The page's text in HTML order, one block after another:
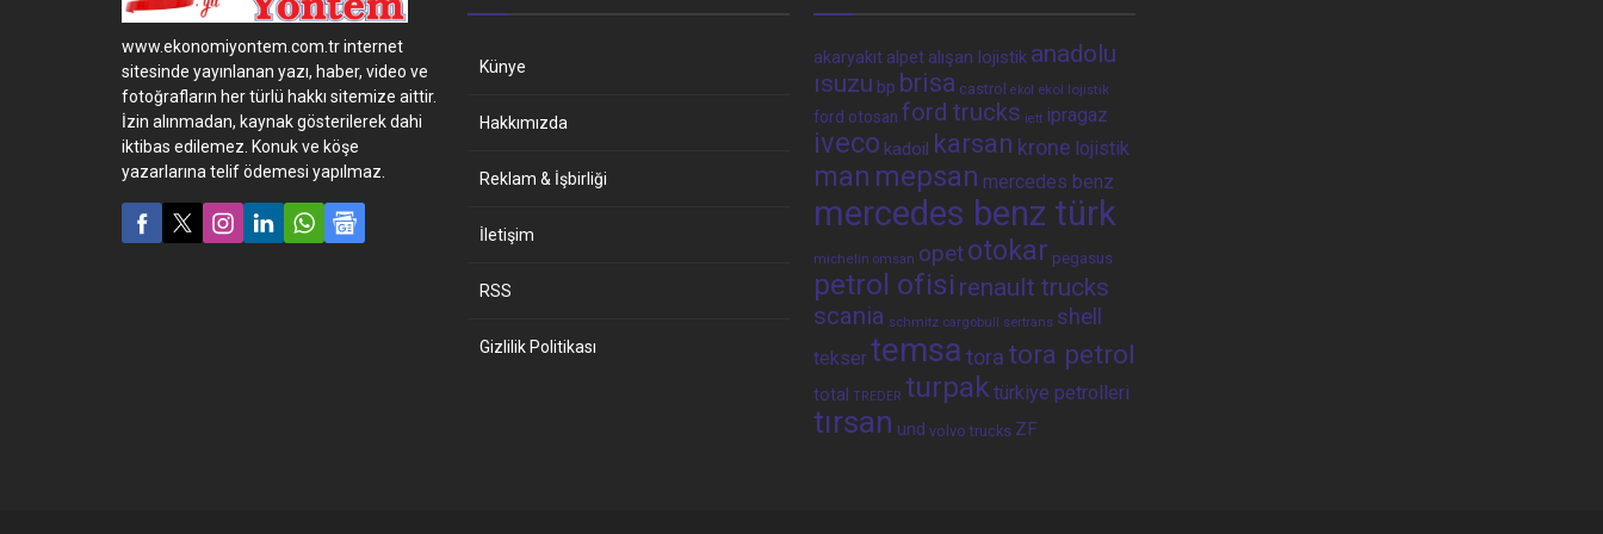
kadar...
www.ekonomiyontem.com.tr internet
sitesinde yayınlanan yazı, haber, video ve
fotoğrafların her türlü hakkı sitemize aittir.
İzin alınmadan, kaynak gösterilerek dahi
iktibas edilemez. Konuk ve köşe
yazarlarına telif ödemesi yapılmaz.
Künye
Hakkımızda
Reklam & İşbirliği
İletişim
RSS
Gizlilik Politikası
akaryakıt alpet alışan lojistik anadolu
ısuzu bp brisa castrol ekol ekol lojistik
ford otosan ford trucks iett ipragaz
iveco kadoil karsan krone lojistik
man mepsan mercedes benz
mercedes benz türk
michelin omsan opetotokar pegasus
petrol ofisi renault trucks
scania schmitz cargobull sertrans shell
teksertemsa tora tora petrol
total TREDER turpaktürkiye petrolleri
tırsan und volvo trucks ZF